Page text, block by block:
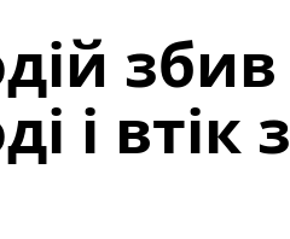
збив
і втік з